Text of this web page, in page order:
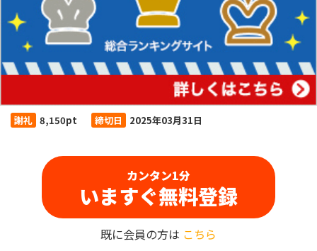
謝礼 8,150pt 締切日 2025年03月31日
カンタン1分
いますぐ無料登録
既に会員の方は こちら